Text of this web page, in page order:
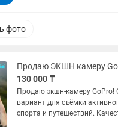
фото
Продаю ЭКШН камеру
130 000 ₸
Продаю экшн-камеру GoPro!
вариант для съёмки
спорта и путешествий.